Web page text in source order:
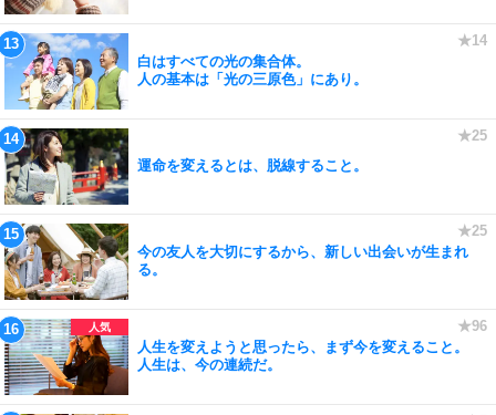
白はすべての光の集合体。
人の基本は「光の三原色」にあり。
運命を変えるとは、脱線すること。
今の友人を大切にするから、新しい出会いが生まれ
る。
人生を変えようと思ったら、まず今を変えること。
人生は、今の連続だ。